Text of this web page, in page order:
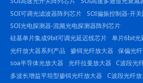
SOI可调光滤波器阵列芯片 SOI偏振控制器-开
SOI光电探测器-混频光电探测器阵列芯片
硅基单片集成9bit可调光延迟线芯片 单片6bit光
光纤放大器系列产品
掺铒光纤放大器 保偏光
soa半导体光放大器
光纤拉曼放大器 C波段光
多波长增益平坦型掺铒光纤放大器
C波段光纤